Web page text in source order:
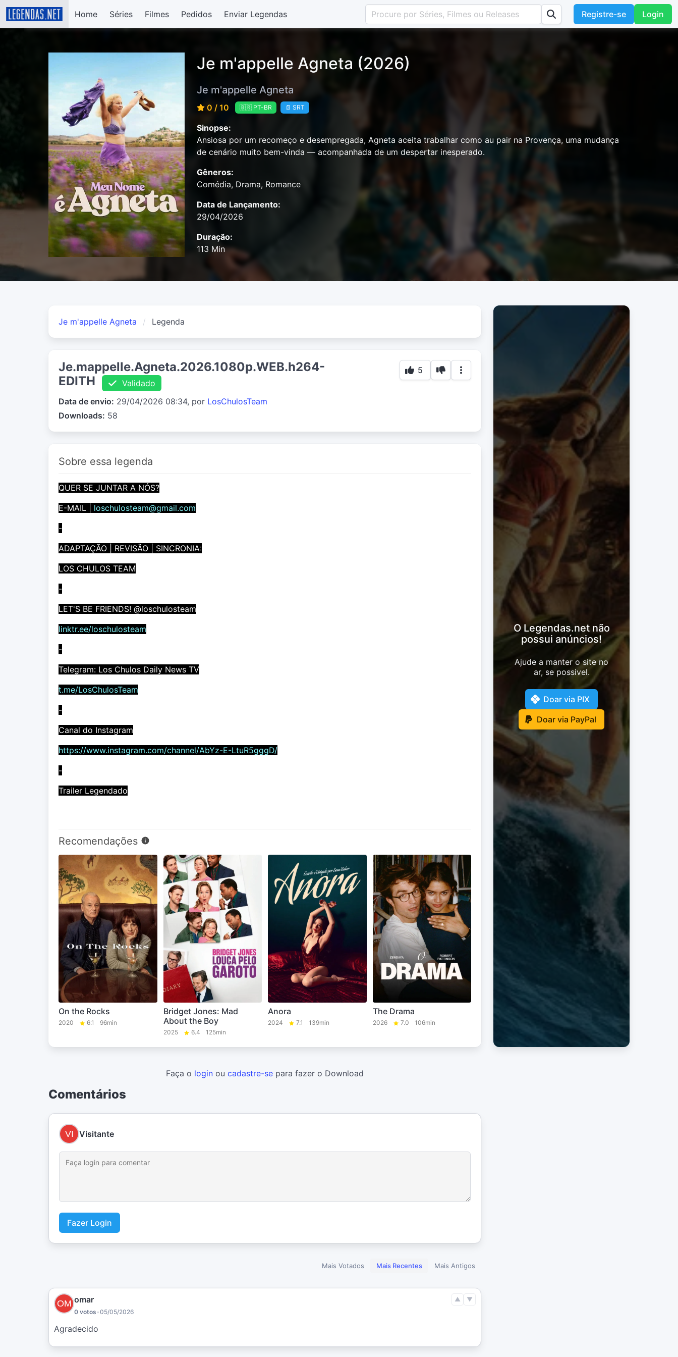
Home Séries Filmes Pedidos Enviar Legendas Registre-se Login
Je m'appelle Agneta (2026)
Je m'appelle Agneta
0 / 10 🇧🇷 PT-BR 📄 SRT
Sinopse:
Ansiosa por um recomeço e desempregada, Agneta aceita trabalhar como au pair na Provença, uma mudança
de cenário muito bem-vinda — acompanhada de um despertar inesperado.
Gêneros:
Comédia, Drama, Romance
Data de Lançamento:
29/04/2026
Duração:
113 Min
Je m'appelle Agneta Legenda
Je.mappelle.Agneta.2026.1080p.WEB.h264-
EDITH
Validado
Data de envio: 29/04/2026 08:34, por LosChulosTeam
Downloads: 58
5
Sobre essa legenda
QUER SE JUNTAR A NÓS?
E-MAIL | loschulosteam@gmail.com
-
ADAPTAÇÃO | REVISÃO | SINCRONIA:
LOS CHULOS TEAM
-
LET'S BE FRIENDS! @loschulosteam
linktr.ee/loschulosteam
-
Telegram: Los Chulos Daily News TV
t.me/LosChulosTeam
-
Canal do Instagram
https://www.instagram.com/channel/AbYz-E-LtuR5gggD/
-
Trailer Legendado
Recomendações
On the Rocks
2020 6.1 96min
Bridget Jones: Mad
About the Boy
2025 6.4 125min
Anora
2024 7.1 139min
The Drama
2026 7.0 106min
O Legendas.net não
possui anúncios!
Ajude a manter o site no
ar, se possivel.
Doar via PIX
Doar via PayPal
Faça o login ou cadastre-se para fazer o Download
Comentários
Visitante
Fazer Login
Mais Votados Mais Recentes Mais Antigos
omar
0 votos •05/05/2026
▲ ▼
Agradecido